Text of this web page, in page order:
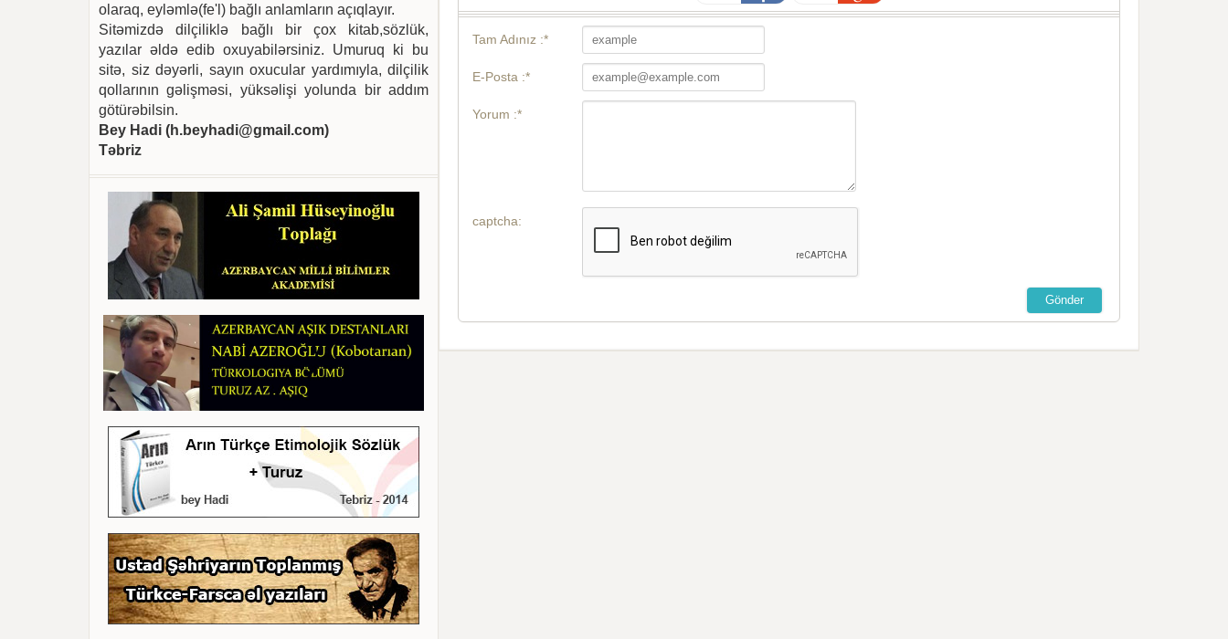
Tam Adınız :*
E-Posta :*
Yorum :*
captcha:
olaraq, eyləmlə(fe'l) bağlı anlamların açıqlayır.
Sitəmizdə dilçiliklə bağlı bir çox kitab,sözlük,
yazılar əldə edib oxuyabilərsiniz. Umuruq ki bu
sitə, siz dəyərli, sayın oxucular yardımıyla, dilçilik
qollarının gəlişməsi, yüksəlişi yolunda bir addım
götürəbilsin.
Bey Hadi (h.beyhadi@gmail.com)
Təbriz